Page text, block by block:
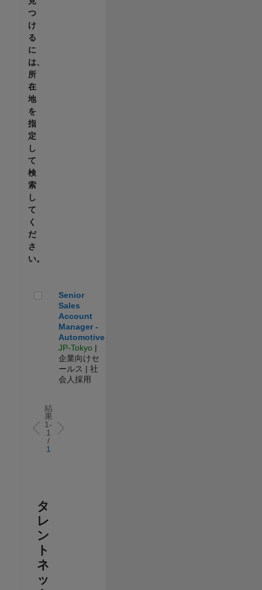
つ
け
る
に
は、
所
在
地
を
指
定
し
て
検
索
し
て
く
だ
さ
い。
Senior Sales Account Manager - Automotive
Senior
Sales
Account
Manager -
Automotive
JP-Tokyo |
企業向けセ
ールス | 社
会人採用
結
果
1-
1
/
1
タ
レ
ン
ト
ネ
ッ